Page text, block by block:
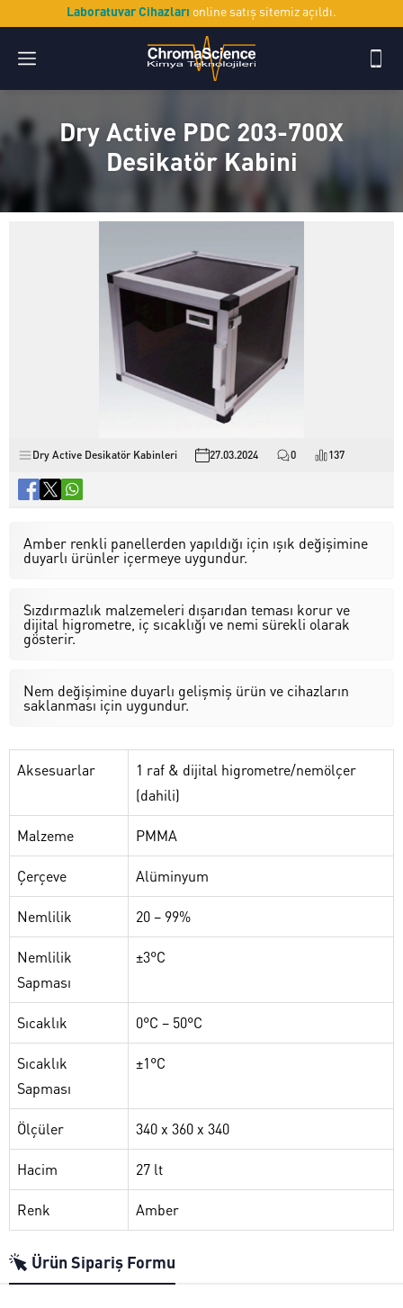
Laboratuvar Cihazları online satış sitemiz açıldı.
Dry Active PDC 203-700X
Desikatör Kabini
Dry Active Desikatör Kabinleri 27.03.2024 0 137
Amber renkli panellerden yapıldığı için ışık değişimine
duyarlı ürünler içermeye uygundur.
Sızdırmazlık malzemeleri dışarıdan teması korur ve
dijital higrometre, iç sıcaklığı ve nemi sürekli olarak
gösterir.
Nem değişimine duyarlı gelişmiş ürün ve cihazların
saklanması için uygundur.
Aksesuarlar
1 raf & dijital higrometre/nemölçer
(dahili)
Malzeme PMMA
Çerçeve Alüminyum
Nemlilik 20 – 99%
Nemlilik
Sapması
±3°C
Sıcaklık 0°C – 50°C
Sıcaklık
Sapması
±1°C
Ölçüler 340 x 360 x 340
Hacim 27 lt
Renk Amber
Ürün Sipariş Formu